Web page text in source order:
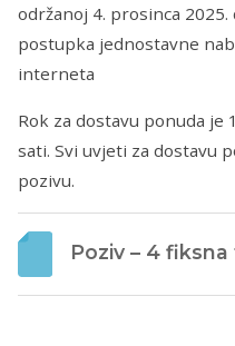
održanoj 4. prosinca
postupka jednostavne
interneta
Rok za dostavu ponuda je
sati. Svi uvjeti za dostavu
pozivu.
Poziv – 4